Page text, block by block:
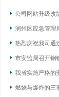
公司网站升级改
润州区应急管理
热烈庆祝我司通过
市安监局召开钢
我省实施严格的
燃烧与爆炸的三